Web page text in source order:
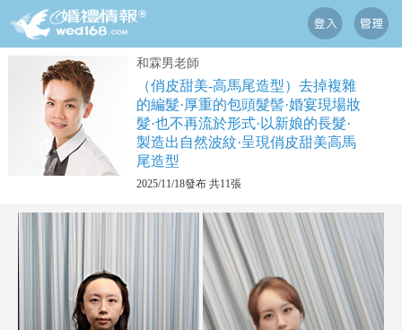
和霖男老師
（俏皮甜美-高馬尾造型）去掉複雜
的編髮·厚重的包頭髮髻·婚宴現場妝
髮·也不再流於形式·以新娘的長髮·
製造出自然波紋·呈現俏皮甜美高馬
尾造型
2025/11/18發布 共11張